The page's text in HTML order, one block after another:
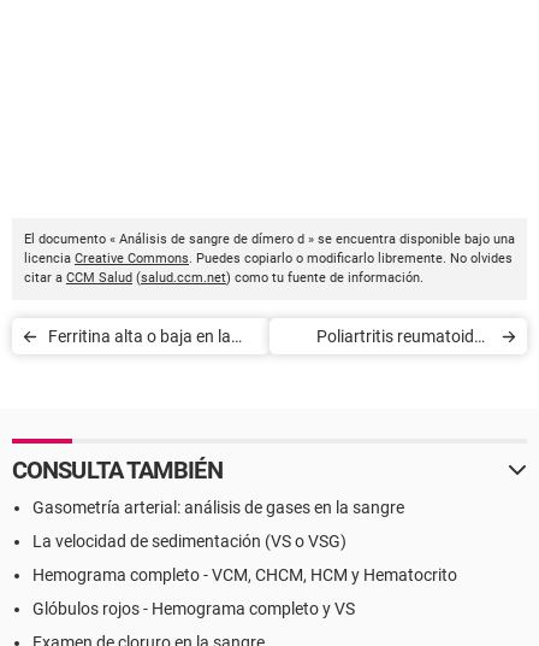
El documento « Análisis de sangre de dímero d » se encuentra disponible bajo una
licencia Creative Commons. Puedes copiarlo o modificarlo libremente. No olvides
citar a CCM Salud (salud.ccm.net) como tu fuente de información.
Ferritina alta o baja en la
Poliartritis reumatoide -
CONSULTA TAMBIÉN
Gasometría arterial: análisis de gases en la sangre
La velocidad de sedimentación (VS o VSG)
Hemograma completo - VCM, CHCM, HCM y Hematocrito
Glóbulos rojos - Hemograma completo y VS